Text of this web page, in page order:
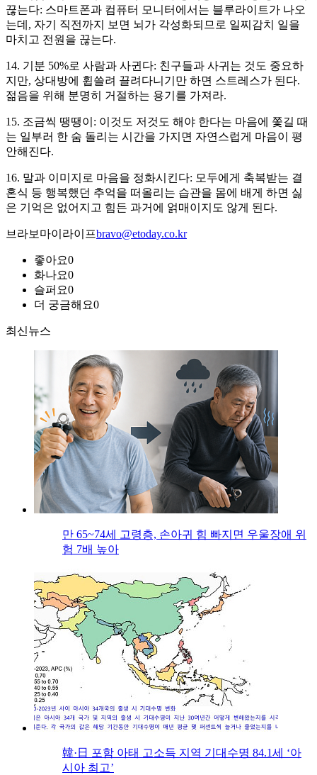
끊는다: 스마트폰과 컴퓨터 모니터에서는 블루라이트가 나오
는데, 자기 직전까지 보면 뇌가 각성화되므로 일찌감치 일을
마치고 전원을 끊는다.
14. 기분 50%로 사람과 사귄다: 친구들과 사귀는 것도 중요하
지만, 상대방에 휩쓸려 끌려다니기만 하면 스트레스가 된다.
젊음을 위해 분명히 거절하는 용기를 가져라.
15. 조금씩 땡땡이: 이것도 저것도 해야 한다는 마음에 쫓길 때
는 일부러 한 숨 돌리는 시간을 가지면 자연스럽게 마음이 평
안해진다.
16. 말과 이미지로 마음을 정화시킨다: 모두에게 축복받는 결
혼식 등 행복했던 추억을 떠올리는 습관을 몸에 배게 하면 싫
은 기억은 없어지고 힘든 과거에 얽매이지도 않게 된다.
브라보마이라이프bravo@etoday.co.kr
좋아요0
화나요0
슬퍼요0
더 궁금해요0
최신뉴스
만 65~74세 고령층, 손아귀 힘 빠지면 우울장애 위
험 7배 높아
韓·日 포함 아태 고소득 지역 기대수명 84.1세 ‘아
시아 최고’